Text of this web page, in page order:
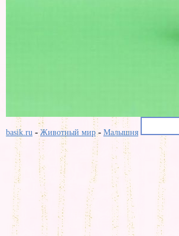
basik.ru -Животный мир- Малышня